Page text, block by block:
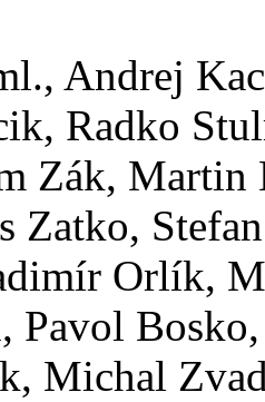
Andrej
Radko
Zák, Martin
Zatko,
Orlík,
Pavol
Michal